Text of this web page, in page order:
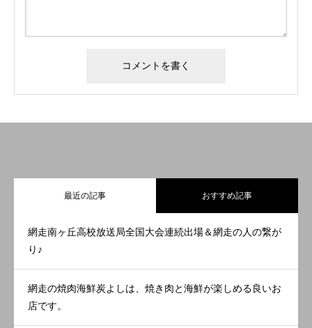
最近の記事 おすすめ記事
網走南ヶ丘高校放送局全国大会連続出場＆網走の人の繋が
り♪
網走の焼肉海鮮炭よしは、焼き肉と海鮮が楽しめる良いお
店です。